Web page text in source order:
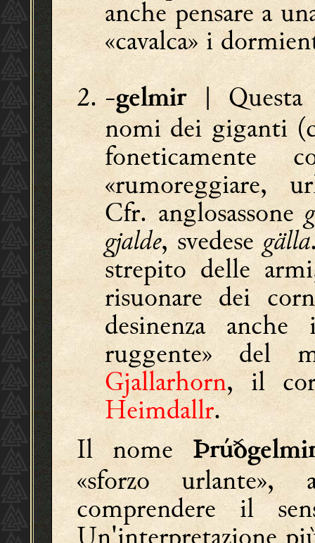
anche pensare a
«cavalca» i
-gelmir| Questa
nomi dei giganti
«rumoreggiare,
Cfr. anglosassone
gjalde, svedesegälla
strepito delle
risuonare dei
desinenza
ruggente» del
Gjallarhorn, il
Heimdallr.
Il nome
«sforzo
comprendere il
Un'interpretazione